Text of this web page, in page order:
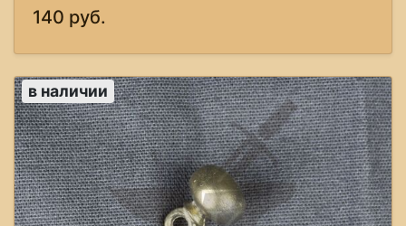
140 руб.
в наличии